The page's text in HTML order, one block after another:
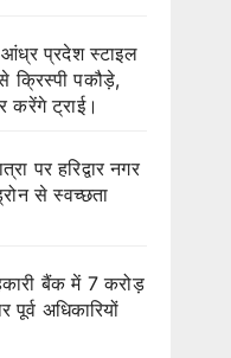
आंध्र प्रदेश स्टाइल
क्रिस्पी पकौड़े,
करेंगे ट्राई।
पर हरिद्वार नगर
से स्वच्छता
बैंक में 7 करोड़
अधिकारियों